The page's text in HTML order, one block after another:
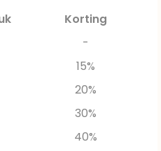
Korting
-
15%
20%
30%
40%